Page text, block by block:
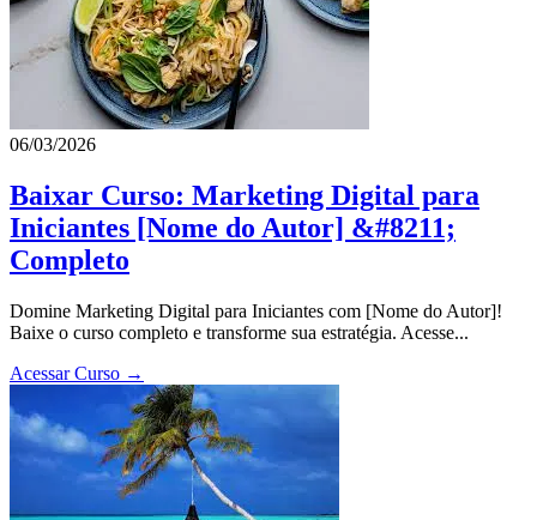
06/03/2026
Baixar Curso: Marketing Digital para
Iniciantes [Nome do Autor] &#8211;
Completo
Domine Marketing Digital para Iniciantes com [Nome do Autor]!
Baixe o curso completo e transforme sua estratégia. Acesse...
Acessar Curso →